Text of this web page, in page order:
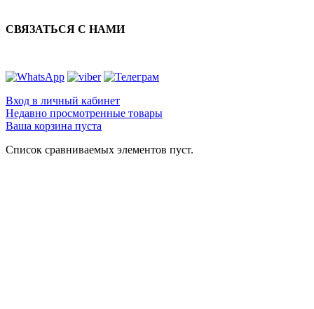
СВЯЗАТЬСЯ С НАМИ
Вход в личный кабинет
Недавно просмотренные товары
Ваша корзина пуста
Список сравниваемых элементов пуст.